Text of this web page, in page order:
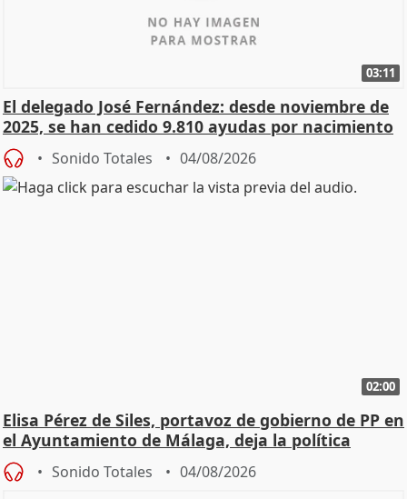
03:11
El delegado José Fernández: desde noviembre de
2025, se han cedido 9.810 ayudas por nacimiento
Sonido Totales 04/08/2026
02:00
Elisa Pérez de Siles, portavoz de gobierno de PP en
el Ayuntamiento de Málaga, deja la política
Sonido Totales 04/08/2026